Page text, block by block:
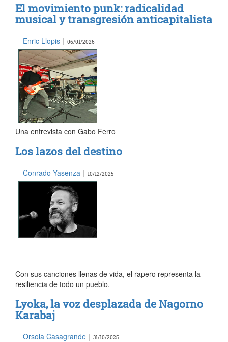
El movimiento punk: radicalidad
musical y transgresión anticapitalista
Enric Llopis | 06/01/2026
Una entrevista con Gabo Ferro
Los lazos del destino
Conrado Yasenza | 10/12/2025
Con sus canciones llenas de vida, el rapero representa la
resiliencia de todo un pueblo.
Lyoka, la voz desplazada de Nagorno
Karabaj
Orsola Casagrande | 31/10/2025